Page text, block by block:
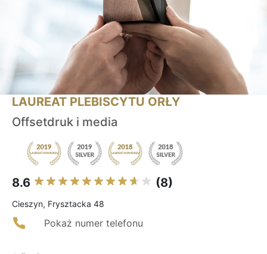
LAUREAT PLEBISCYTU ORŁY
Offsetdruk i media
8.6 (8)
Cieszyn, Frysztacka 48
Pokaż numer telefonu